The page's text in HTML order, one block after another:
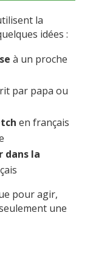
la
idées :
à un proche
par papa ou
en français
dans la
pour agir,
une